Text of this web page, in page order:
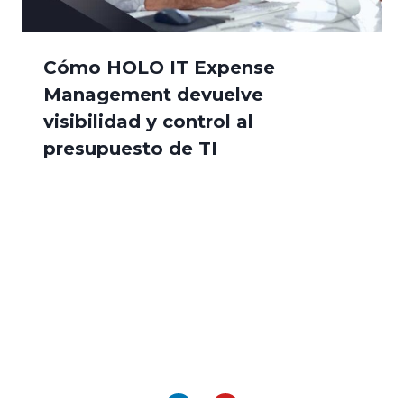
Cómo HOLO IT Expense
Management devuelve
visibilidad y control al
presupuesto de TI